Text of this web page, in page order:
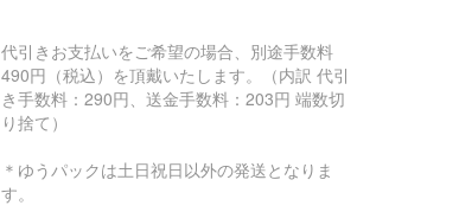
代引きお支払いをご希望の場合、別途手数料
490円（税込）を頂戴いたします。（内訳 代引
き手数料：290円、送金手数料：203円 端数切
り捨て）
＊ゆうパックは土日祝日以外の発送となりま
す。